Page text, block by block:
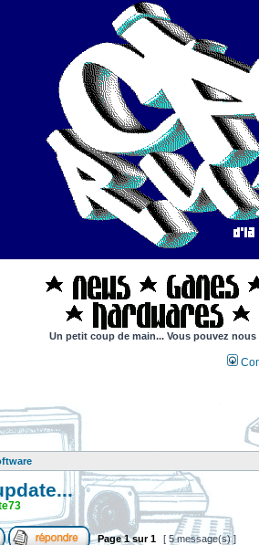
Un petit coup de main... Vous pouvez
Page1sur1 [ 5 message(s) ]